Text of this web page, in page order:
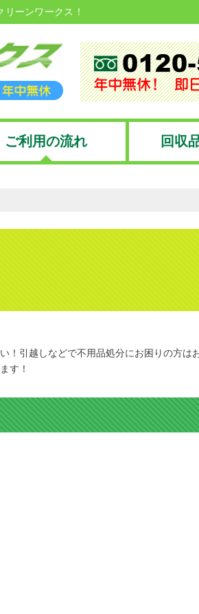
ーンワークス！
ご利用の流れ 回収
！引越しなどで不用品処分にお困りの方は
す！